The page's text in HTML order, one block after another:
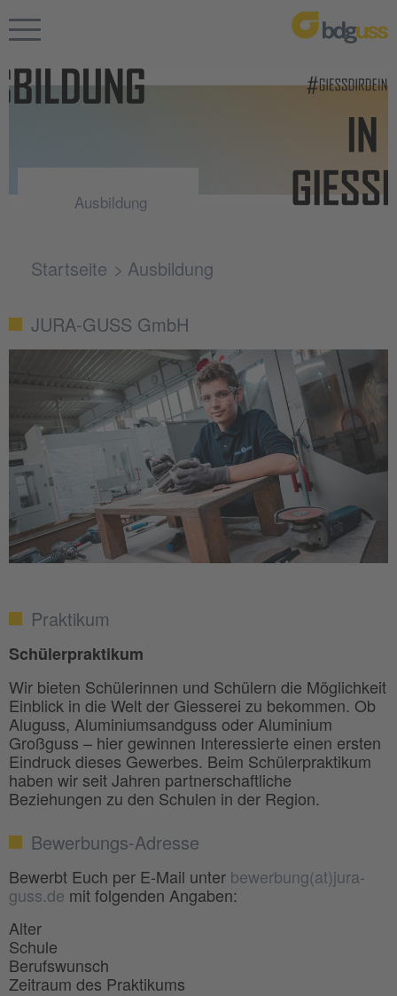
Ausbildung
Startseite Ausbildung
JURA-GUSS GmbH
Praktikum
Schülerpraktikum
Wir bieten Schülerinnen und Schülern die Möglichkeit
Einblick in die Welt der Giesserei zu bekommen. Ob
Aluguss, Aluminiumsandguss oder Aluminium
Großguss – hier gewinnen Interessierte einen ersten
Eindruck dieses Gewerbes. Beim Schülerpraktikum
haben wir seit Jahren partnerschaftliche
Beziehungen zu den Schulen in der Region.
Bewerbungs-Adresse
Bewerbt Euch per E-Mail unter bewerbung(at)jura-
guss.de mit folgenden Angaben:
Alter
Schule
Berufswunsch
Zeitraum des Praktikums